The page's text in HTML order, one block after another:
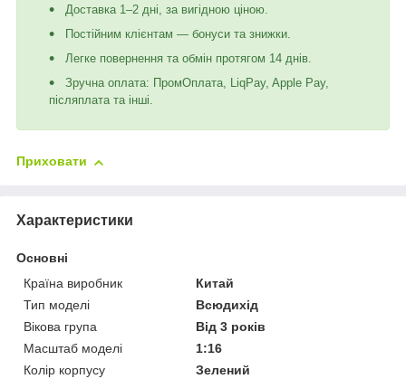
Доставка 1–2 дні, за вигідною ціною.
Постійним клієнтам — бонуси та знижки.
Легке повернення та обмін протягом 14 днів.
Зручна оплата: ПромОплата, LiqPay, Apple Pay,
післяплата та інші.
Приховати
Характеристики
Основні
Країна виробник
Китай
Тип моделі
Всюдихід
Вікова група
Від 3 років
Масштаб моделі
1:16
Колір корпусу
Зелений